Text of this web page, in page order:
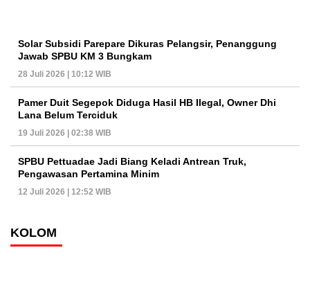
Solar Subsidi Parepare Dikuras Pelangsir, Penanggung
Jawab SPBU KM 3 Bungkam
28 Juli 2026 | 10:12 WIB
Pamer Duit Segepok Diduga Hasil HB Ilegal, Owner Dhi
Lana Belum Terciduk
19 Juli 2026 | 02:38 WIB
SPBU Pettuadae Jadi Biang Keladi Antrean Truk,
Pengawasan Pertamina Minim
12 Juli 2026 | 12:52 WIB
KOLOM